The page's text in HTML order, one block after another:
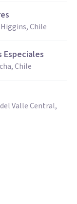
Chile
Especiales
Chile
Valle Central,